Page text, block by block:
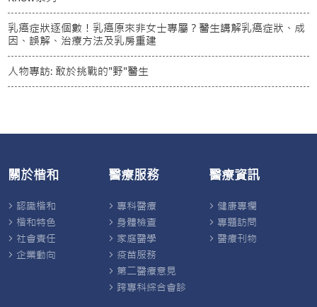
乳癌症狀逐個數！乳癌原來非女士專屬？醫生講解乳癌症狀、成
因、誤解、治療方法及乳房重建
人物專訪: 敢於挑戰的"野"醫生
關於楷和
認識楷和
楷和特色
社會責任
企業動向
醫療服務
專科醫療
身體檢查
家庭醫學
疫苗服務
第二醫療意見
跨專科綜合會診
醫療資訊
健康專欄
專題訪問
醫療刊物